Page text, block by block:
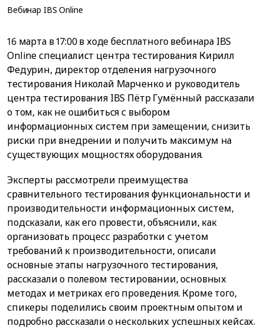
Вебинар IBS Online
16 марта в 17:00 в ходе бесплатного вебинара IBS
Online специалист центра тестирования Кирилл
Федурин, директор отделения нагрузочного
тестирования Николай Марченко и руководитель
центра тестирования IBS Пётр Гумённый рассказали
о том, как не ошибиться с выбором
информационных систем при замещении, снизить
риски при внедрении и получить максимум на
существующих мощностях оборудования.
Эксперты рассмотрели преимущества
сравнительного тестирования функциональности и
производительности информационных систем,
подсказали, как его провести, объяснили, как
организовать процесс разработки с учетом
требований к производительности, описали
основные этапы нагрузочного тестирования,
рассказали о полевом тестировании, основных
методах и метриках его проведения. Кроме того,
спикеры поделились своим проектным опытом и
подробно рассказали о нескольких успешных кейсах.